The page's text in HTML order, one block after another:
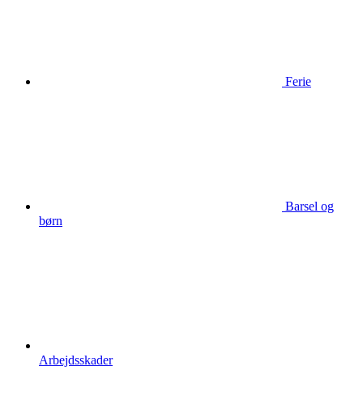
Ferie
Barsel og
børn
Arbejdsskader